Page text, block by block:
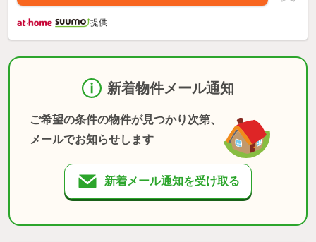
提供
新着物件メール通知
ご希望の条件の物件が見つかり次第、
メールでお知らせします
新着メール通知を受け取る